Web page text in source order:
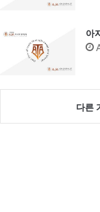
아
다른